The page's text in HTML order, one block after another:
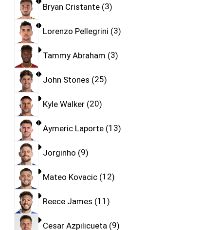
Bryan Cristante 3
Lorenzo Pellegrini 3
Tammy Abraham 3
John Stones 25
Kyle Walker 20
Aymeric Laporte 13
Jorginho 9
Mateo Kovacic 12
Reece James 11
Cesar Azpilicueta 9